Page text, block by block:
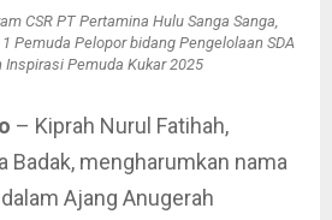
CSR PT Pertamina Hulu Sanga Sanga,
Pemuda Pelopor bidang Pengelolaan SDA
Inspirasi Pemuda Kukar 2025
– Kiprah Nurul Fatihah,
Badak, mengharumkan nama
Ajang Anugerah